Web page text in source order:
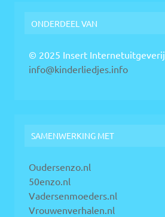
ONDERDEEL VAN
© 2025 Insert Internetuitgeverij
info@kinderliedjes.info
SAMENWERKING MET
Oudersenzo.nl
50enzo.nl
Vadersenmoeders.nl
Vrouwenverhalen.nl